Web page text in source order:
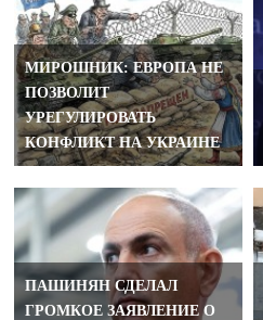
МИРОШНИК: ЕВРОПА НЕ
ПОЗВОЛИТ
УРЕГУЛИРОВАТЬ
КОНФЛИКТ НА УКРАИНЕ
ПАШИНЯН СДЕЛАЛ
ГРОМКОЕ ЗАЯВЛЕНИЕ О